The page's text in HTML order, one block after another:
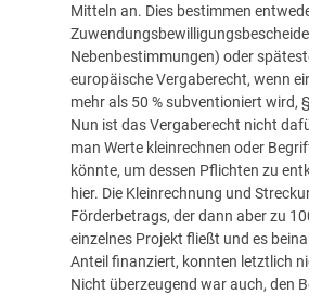
Mitteln an. Dies bestimmen
Nebenbestimmungen) oder
europäische Vergaberecht, wenn
mehr als 50 % subventioniert wird,
Nun ist das Vergaberecht nicht
man Werte kleinrechnen oder
könnte, um dessen Pflichten zu
hier. Die Kleinrechnung und
Förderbetrags, der dann aber zu
einzelnes Projekt fließt und es
Anteil finanziert, konnten letztlich
Nicht überzeugend war auch, den